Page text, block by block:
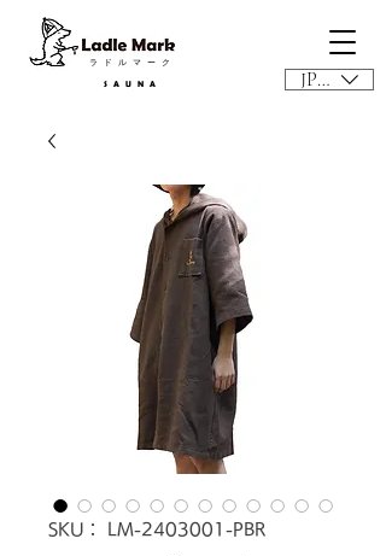
​ラドルマーク
SAUNA JPY (¥)
SKU： LM-2403001-PBR